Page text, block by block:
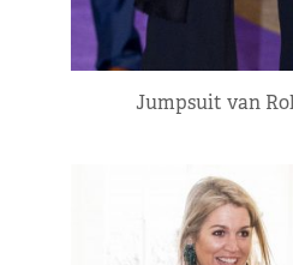
Jumpsuit van